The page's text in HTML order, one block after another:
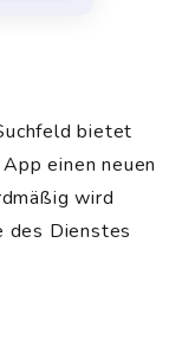
bietet
einen neuen
wird
des Dienstes